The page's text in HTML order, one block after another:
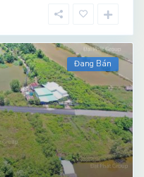
Đang Bán